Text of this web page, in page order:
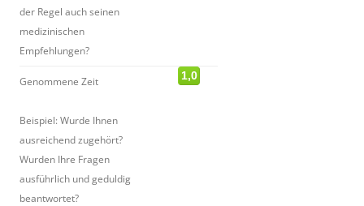
der Regel auch seinen
medizinischen
Empfehlungen?
Genommene Zeit
Beispiel: Wurde Ihnen
ausreichend zugehört?
Wurden Ihre Fragen
ausführlich und geduldig
beantwortet?
1,0